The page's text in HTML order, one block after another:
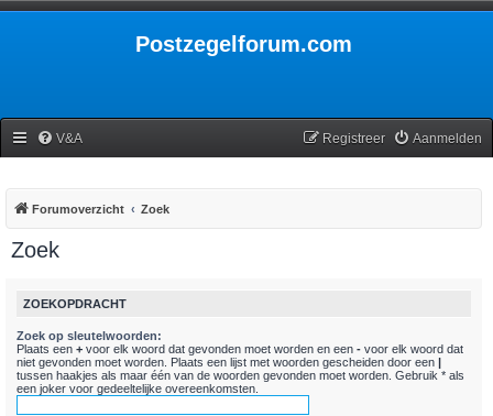
Postzegelforum.com
V&A Aanmelden
Registreer
Forumoverzicht Zoek
Zoek
ZOEKOPDRACHT
Zoek op sleutelwoorden:
Plaats een + voor elk woord dat gevonden moet worden en een - voor elk woord dat
niet gevonden moet worden. Plaats een lijst met woorden gescheiden door een |
tussen haakjes als maar één van de woorden gevonden moet worden. Gebruik * als
een joker voor gedeeltelijke overeenkomsten.